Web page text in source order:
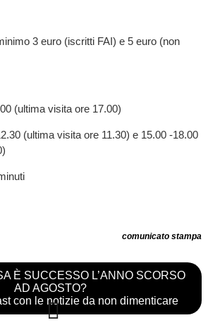
3 euro (iscritti FAI) e 5 euro (non
(ultima visita ore 17.00)
(ultima visita ore 11.30) e 15.00 -18.00
comunicato stampa
È SUCCESSO L’ANNO SCORSO
AD AGOSTO?
con le notizie da non dimenticare